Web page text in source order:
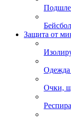
Защита от
Одежда
Очки,